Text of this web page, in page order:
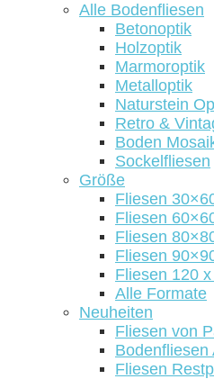
Alle Bodenfliesen
Betonoptik
Holzoptik
Marmoroptik
Metalloptik
Naturstein
Retro &
Boden
Sockelfliesen
Größe
Fliesen
Fliesen
Fliesen
Fliesen
Fliesen 120
Alle Formate
Neuheiten
Fliesen von
Bodenfliesen
Fliesen